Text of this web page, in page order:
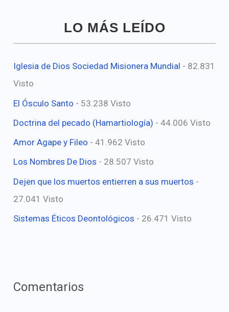
LO MÁS LEÍDO
Iglesia de Dios Sociedad Misionera Mundial - 82.831
Visto
El Ósculo Santo - 53.238 Visto
Doctrina del pecado (Hamartiología) - 44.006 Visto
Amor Agape y Fileo - 41.962 Visto
Los Nombres De Dios - 28.507 Visto
Dejen que los muertos entierren a sus muertos -
27.041 Visto
Sistemas Éticos Deontológicos - 26.471 Visto
Comentarios